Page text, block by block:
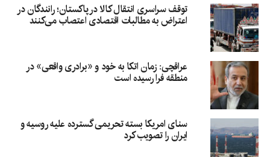
توقف سراسری انتقال کالا در پاکستان؛ رانندگان در
اعتراض به مطالبات اقتصادی اعتصاب می‌کنند
عراقچی: زمان اتکا به خود و «برادری واقعی» در
منطقه فرا رسیده است
سنای امریکا بسته تحریمی گسترده علیه روسیه و
ایران را تصویب کرد